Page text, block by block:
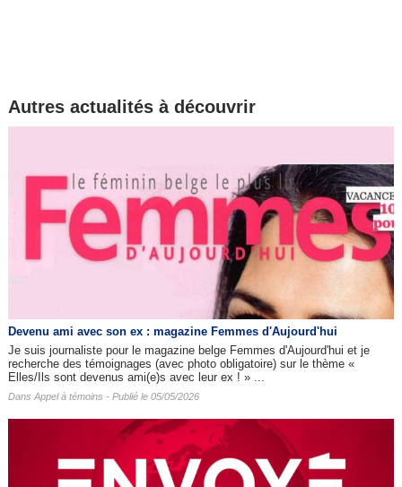
Autres actualités à découvrir
Devenu ami avec son ex : magazine Femmes d'Aujourd'hui
Je suis journaliste pour le magazine belge Femmes d'Aujourd'hui et je
recherche des témoignages (avec photo obligatoire) sur le thème «
Elles/Ils sont devenus ami(e)s avec leur ex ! » ...
Dans Appel à témoins - Publié le 05/05/2026